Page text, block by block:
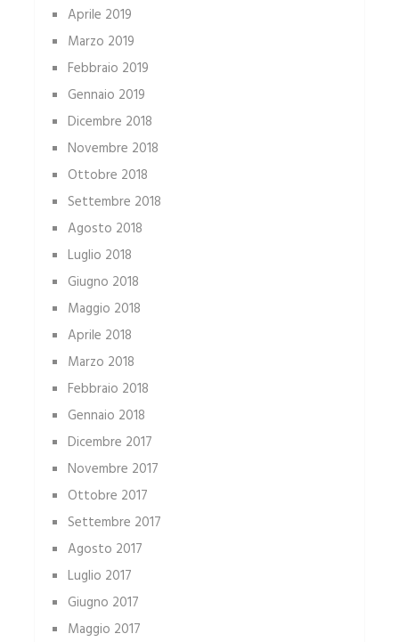
Aprile 2019
Marzo 2019
Febbraio 2019
Gennaio 2019
Dicembre 2018
Novembre 2018
Ottobre 2018
Settembre 2018
Agosto 2018
Luglio 2018
Giugno 2018
Maggio 2018
Aprile 2018
Marzo 2018
Febbraio 2018
Gennaio 2018
Dicembre 2017
Novembre 2017
Ottobre 2017
Settembre 2017
Agosto 2017
Luglio 2017
Giugno 2017
Maggio 2017